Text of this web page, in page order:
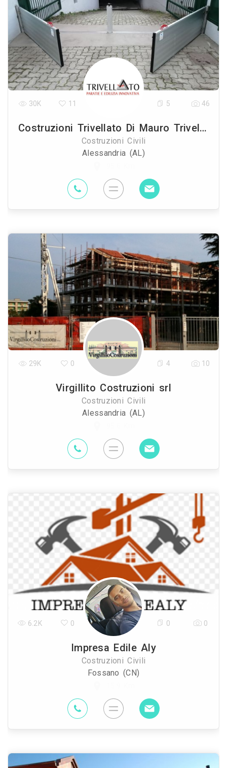
Costruzioni Trivellato Di Mauro Trivellato & C Snc
Costruzioni Civili
Alessandria (AL)
30K 11 5 46
Virgillito Costruzioni srl
Costruzioni Civili
Alessandria (AL)
29K 0 4 10
Impresa Edile Aly
Costruzioni Civili
Fossano (CN)
6.2K 0 0 0